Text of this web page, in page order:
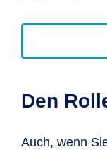
Den
Auch, wenn